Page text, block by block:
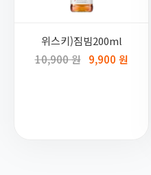
위스키)짐빔200ml
10,900 원 9,900 원